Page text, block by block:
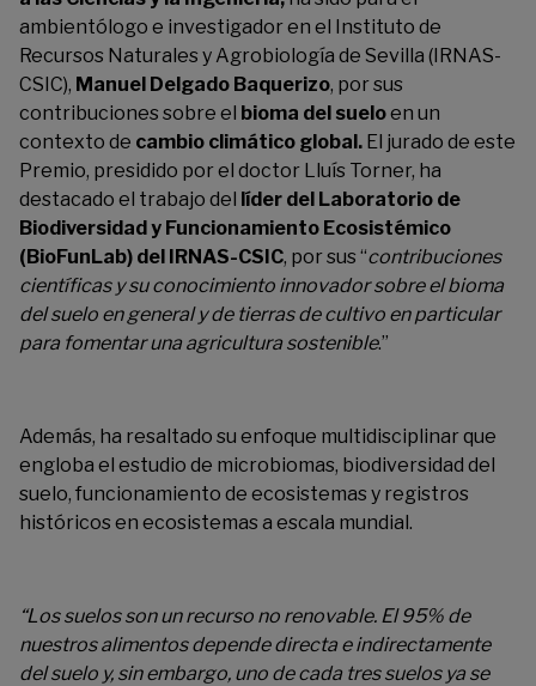
ambientólogo e investigador en el Instituto de
Recursos Naturales y Agrobiología de Sevilla (IRNAS-
CSIC), Manuel Delgado Baquerizo, por sus
contribuciones sobre el bioma del sueloen un
contexto de cambio climático global. El jurado de este
Premio, presidido por el doctor Lluís Torner, ha
destacado el trabajo del líder del Laboratorio de
Biodiversidad y Funcionamiento Ecosistémico
(BioFunLab) del IRNAS-CSIC, por sus “contribuciones
científicas y su conocimiento innovador sobre el bioma
del suelo en general y de tierras de cultivo en particular
para fomentar una agricultura sostenible.”
Además, ha resaltado su enfoque multidisciplinar que
engloba el estudio de microbiomas, biodiversidad del
suelo, funcionamiento de ecosistemas y registros
históricos en ecosistemas a escala mundial.
“Los suelos son un recurso no renovable. El 95% de
nuestros alimentos depende directa e indirectamente
del suelo y, sin embargo, uno de cada tres suelos ya se